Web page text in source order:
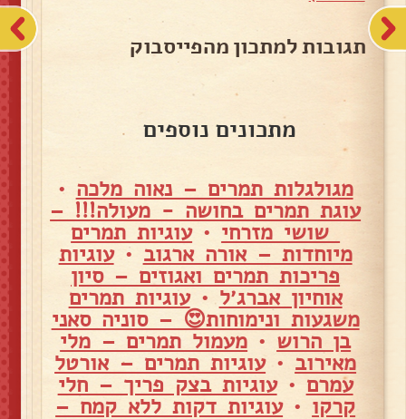
תגובות למתכון מהפייסבוק
מתכונים נוספים
מגולגלות תמרים – נאוה מלכה •
עוגת תמרים בחושה - מעולה!!! –
שושי מזרחי •עוגיות תמרים
מיוחדות – אורה ארגוב •עוגיות
פריכות תמרים ואגוזים – סיון
אוחיון אברג׳ל•עוגיות תמרים
משגעות ונימוחות😍 – סוניה סאני
בן הרוש • מעמול תמרים – מלי
מאירוב •עוגיות תמרים – אורטל
עמרם •עוגיות בצק פריך – חלי
קרקו •עוגיות דקות ללא קמח –